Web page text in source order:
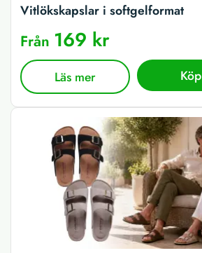
Vitlökskapslar i softgelformat
Från 169 kr
Läs mer Köp